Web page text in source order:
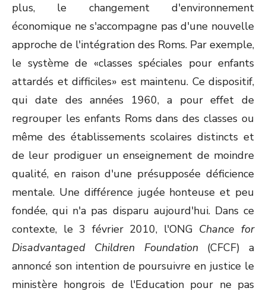
plus, le changement d'environnement
économique ne s'accompagne pas d'une nouvelle
approche de l'intégration des Roms. Par exemple,
le système de «classes spéciales pour enfants
attardés et difficiles» est maintenu. Ce dispositif,
qui date des années 1960, a pour effet de
regrouper les enfants Roms dans des classes ou
même des établissements scolaires distincts et
de leur prodiguer un enseignement de moindre
qualité, en raison d'une présupposée déficience
mentale. Une différence jugée honteuse et peu
fondée, qui n'a pas disparu aujourd'hui. Dans ce
contexte, le 3 février 2010, l'ONG Chance for
Disadvantaged Children Foundation (CFCF) a
annoncé son intention de poursuivre en justice le
ministère hongrois de l'Education pour ne pas